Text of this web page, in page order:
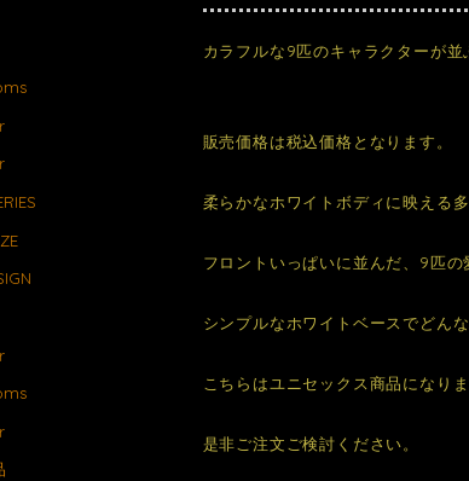
カラフルな9匹のキャラクターが
販売価格は税込価格となります。
柔らかなホワイトボディに映える
フロントいっぱいに並んだ、9匹
シンプルなホワイトベースでどん
こちらはユニセックス商品になりま
是非ご注文ご検討ください。